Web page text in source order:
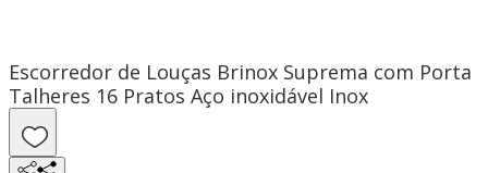
Escorredor de Louças Brinox Suprema com Porta
Talheres 16 Pratos Aço inoxidável Inox